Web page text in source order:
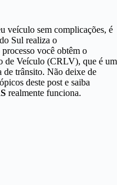
veículo sem complicações, é
Sul realiza o
você obtêm o
de Veículo (CRLV), que é um
de trânsito. Não deixe de
deste post e saiba
realmente funciona.